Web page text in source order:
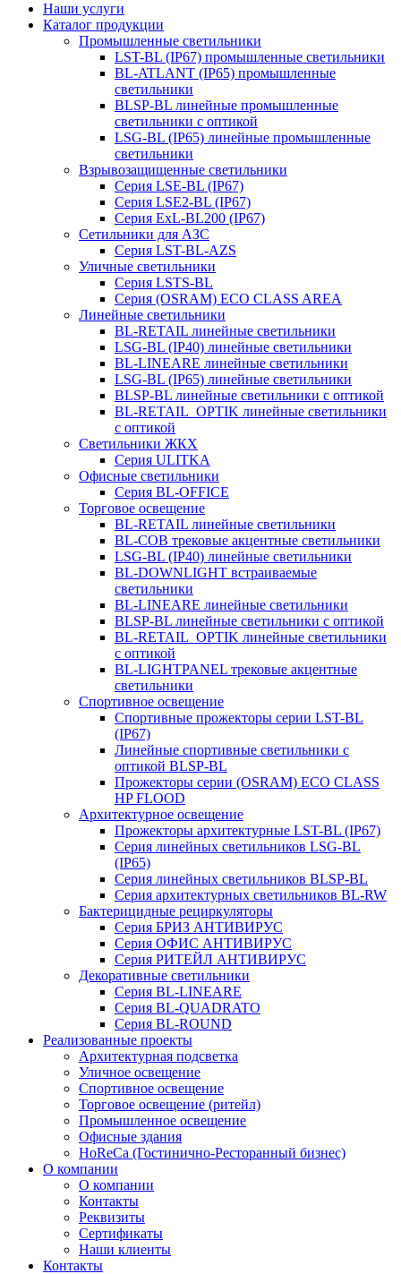
Наши услуги
Каталог продукции
Промышленные светильники
LST-BL (IP67) промышленные светильники
BL-ATLANT (IP65) промышленные
светильники
BLSP-BL линейные промышленные
светильники с оптикой
LSG-BL (IP65) линейные промышленные
светильники
Взрывозащищенные светильники
Серия LSE-BL (IP67)
Серия LSE2-BL (IP67)
Серия ExL-BL200 (IP67)
Сетильники для АЗС
Серия LST-BL-AZS
Уличные светильники
Серия LSTS-BL
Серия (ОSRAM) ECO CLASS AREA
Линейные светильники
BL-RETAIL линейные светильники
LSG-BL (IP40) линейные светильники
BL-LINEARE линейные светильники
LSG-BL (IP65) линейные светильники
BLSP-BL линейные светильники с оптикой
BL-RETAIL_OPTIK линейные светильники
с оптикой
Светильники ЖКХ
Серия ULITKA
Офисные светильники
Серия BL-OFFICE
Торговое освещение
BL-RETAIL линейные светильники
BL-COB трековые акцентные светильники
LSG-BL (IP40) линейные светильники
BL-DOWNLIGHT встраиваемые
светильники
BL-LINEARE линейные светильники
BLSP-BL линейные светильники с оптикой
BL-RETAIL_OPTIK линейные светильники
с оптикой
BL-LIGHTPANEL трековые акцентные
светильники
Спортивное освещение
Спортивные прожекторы серии LST-BL
(IP67)
Линейные спортивные светильники с
оптикой BLSP-BL
Прожекторы серии (OSRAM) ECO CLASS
HP FLOOD
Архитектурное освещение
Прожекторы архитектурные LST-BL (IP67)
Серия линейных светильников LSG-BL
(IP65)
Серия линейных светильников BLSP-BL
Серия архитектурных светильников BL-RW
Бактерицидные рециркуляторы
Серия БРИЗ АНТИВИРУС
Серия ОФИС АНТИВИРУС
Серия РИТЕЙЛ АНТИВИРУС
Декоративные светильники
Серия BL-LINEARE
Серия BL-QUADRATO
Серия BL-ROUND
Реализованные проекты
Архитектурная подсветка
Уличное освещение
Спортивное освещение
Торговое освещение (ритейл)
Промышленное освещение
Офисные здания
HoReCa (Гостинично-Ресторанный бизнес)
О компании
О компании
Контакты
Реквизиты
Сертификаты
Наши клиенты
Контакты